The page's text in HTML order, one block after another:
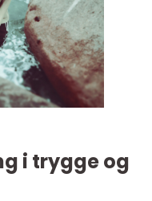
i trygge og